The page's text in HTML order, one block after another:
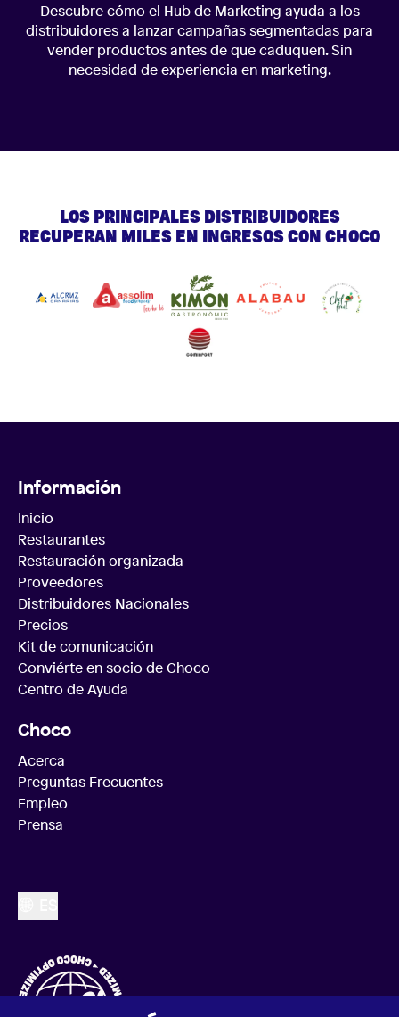
Descubre cómo el Hub de Marketing ayuda a los
distribuidores a lanzar campañas segmentadas para
vender productos antes de que caduquen. Sin
necesidad de experiencia en marketing.
LOS PRINCIPALES DISTRIBUIDORES
RECUPERAN MILES EN INGRESOS CON CHOCO
Información
Inicio
Restaurantes
Restauración organizada
Proveedores
Distribuidores Nacionales
Precios
Kit de comunicación
Conviérte en socio de Choco
Centro de Ayuda
Choco
Acerca
Preguntas Frecuentes
Empleo
Prensa